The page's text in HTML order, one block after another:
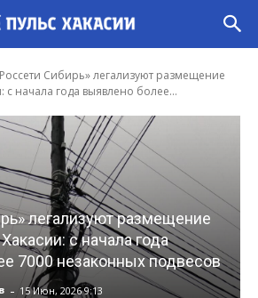
Сибирь» легализуют размещение
с начала года выявлено более...
легализуют размещение
с начала года
7000 незаконных подвесов
- 15 Июн, 2026 9:13